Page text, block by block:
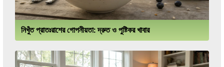
নিখুঁত প্রাতঃরাশের গোপনীয়তা: দ্রুত ও পুষ্টিকর খাবার